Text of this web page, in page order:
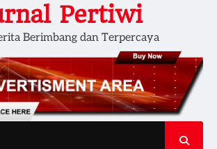
Pertiwi
Berimbang dan Terpercaya